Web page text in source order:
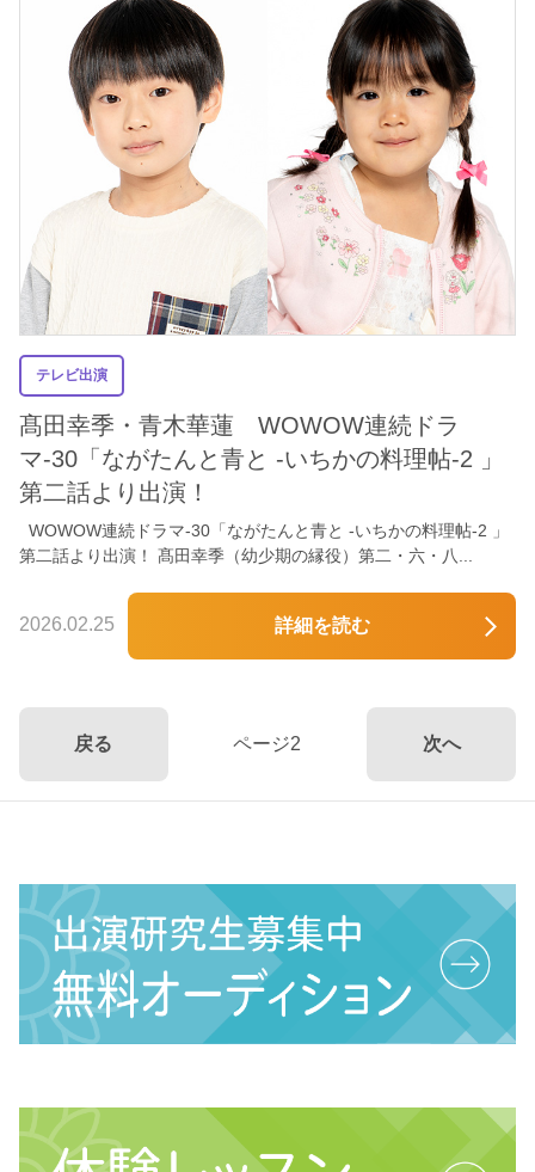
テレビ出演
髙田幸季・青木華蓮 WOWOW連続ドラ
マ-30「ながたんと青と -いちかの料理帖-2 」
第二話より出演！
WOWOW連続ドラマ-30「ながたんと青と -いちかの料理帖-2 」
第二話より出演！ 髙田幸季（幼少期の縁役）第二・六・八...
2026.02.25 詳細を読む
戻る ページ2 次へ